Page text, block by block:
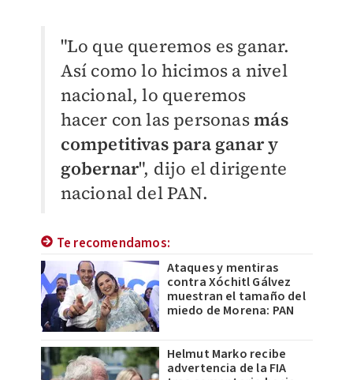
"Lo que queremos es ganar.
Así como lo hicimos a nivel
nacional, lo queremos
hacer con las personasmás
competitivas para ganar y
gobernar", dijo el dirigente
nacional del PAN.
Te recomendamos:
Ataques y mentiras
contra Xóchitl Gálvez
muestran el tamaño del
miedo de Morena: PAN
Helmut Marko recibe
advertencia de la FIA